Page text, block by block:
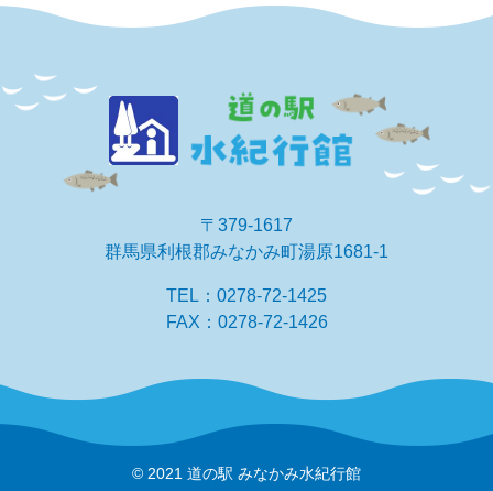
〒379-1617
群馬県利根郡みなかみ町湯原1681-1
TEL：0278-72-1425
FAX：0278-72-1426
© 2021 道の駅 みなかみ水紀行館